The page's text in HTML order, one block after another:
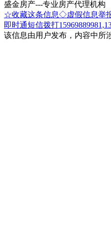
盛金房产---专业房产代理机构
☆收藏这条信息◇虚假信息举
即时通短信拨打
该信息由用户发布，内容中所